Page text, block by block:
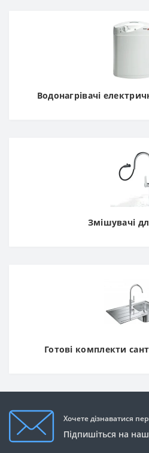
Водонагрівачі
Змішувачі
Готові комплекти
Хочете дізнаватися
Підпишіться на